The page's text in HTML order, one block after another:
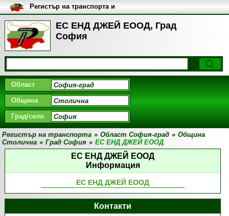
ЕС ЕНД ДЖЕЙ ЕООД, Град
София
Регистър на транспорта и
транспортните фирми в
България
Област
Община
Град/село
Регистър на транспорта » Област София-град » Община
Столична » Град София » ЕС ЕНД ДЖЕЙ ЕООД
ЕС ЕНД ДЖЕЙ ЕООД
Информация
ЕС ЕНД ДЖЕЙ ЕООД
Контакти